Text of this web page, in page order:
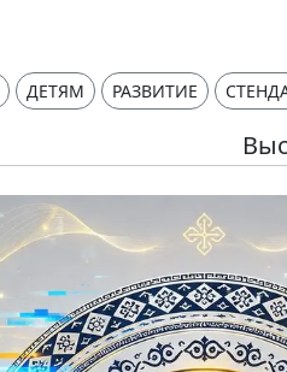
ДЕТЯМ РАЗВИТИЕ